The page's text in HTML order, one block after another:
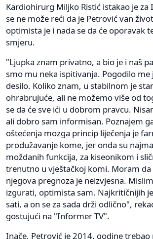
Kardiohirurg Miljko Ristić istakao je za
se ne može reći da je Petrović van
optimista je i nada se da će oporavak
smjeru.
"Ljupka znam privatno, a bio je i naš
smo mu neka ispitivanja. Pogodilo me
desilo. Koliko znam, u stabilnom je
ohrabrujuće, ali ne možemo više od
se da će sve ići u dobrom pravcu.
ali dobro sam informisan. Poznajem
oštećenja mozga princip liječenja je
produžavanje kome, jer onda su
moždanih funkcija, za kiseonikom i
trenutno u vještačkoj komi. Moram da
njegova pregnoza je neizvjesna.
izgurati, optimista sam. Najkritičnijih
sati, a on se za sada drži odlično",
gostujući na "Informer TV".
Inače, Petrović je 2014. godine trebao